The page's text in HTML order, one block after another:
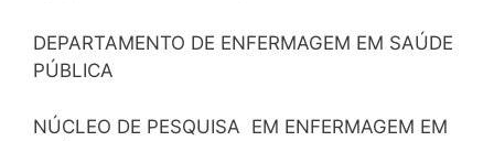
DEPARTAMENTO DE ENFERMAGEM EM SAÚDE
PÚBLICA
NÚCLEO DE PESQUISA EM ENFERMAGEM EM